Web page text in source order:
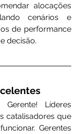
alocações
cenários e
de performance
decisão.
Líderes
catalisadores que
Gerentes